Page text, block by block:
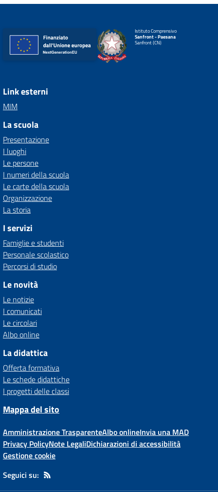
Istituto Comprensivo
Sanfront - Paesana
Sanfront (CN)
Link esterni
MIM
La scuola
Presentazione
I luoghi
Le persone
I numeri della scuola
Le carte della scuola
Organizzazione
La storia
I servizi
Famiglie e studenti
Personale scolastico
Percorsi di studio
Le novità
Le notizie
I comunicati
Le circolari
Albo online
La didattica
Offerta formativa
Le schede didattiche
I progetti delle classi
Mappa del sito
Amministrazione TrasparenteAlbo onlineInvia una MAD
Privacy PolicyNote LegaliDichiarazioni di accessibilità
Gestione cookie
Seguici su: